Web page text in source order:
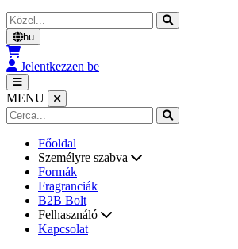
Cerca
hu
Jelentkezzen be
MENU
Főoldal
Személyre szabva
Formák
Fragranciák
B2B Bolt
Felhasználó
Kapcsolat